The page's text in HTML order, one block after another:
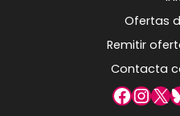
Ofertas
Remitir
Contacta
X